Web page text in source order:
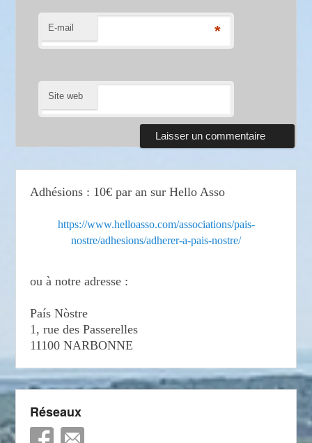
E-mail *
Site web
Adhésions : 10€ par an sur Hello Asso
https://www.helloasso.com/associations/pais-
nostre/adhesions/adherer-a-pais-nostre/
ou à notre adresse :
País Nòstre
1, rue des Passerelles
11100 NARBONNE
Réseaux